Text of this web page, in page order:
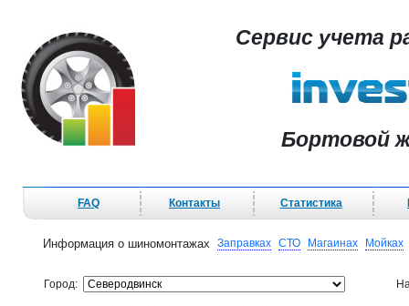
Сервис учета
Бортовой
FAQ Контакты Статистика
Информация о шиномонтажах Заправках СТО Магаинах Мойках
Город: